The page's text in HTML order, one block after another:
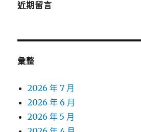
近期留言
彙整
2026 年 7 月
2026 年 6 月
2026 年 5 月